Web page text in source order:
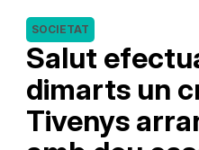
Salut
dimarts un
Tivenys
SOCIETAT